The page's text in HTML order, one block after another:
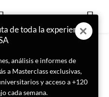
semana?
de toda la experiencia
análisis e informes de
a Masterclass exclusivas,
y acceso a +120
cada semana.